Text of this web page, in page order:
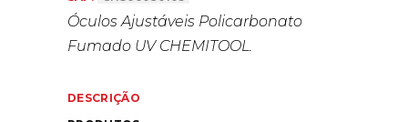
Óculos Ajustáveis Policarbonato
Fumado UVCHEMITOOL.
DESCRIÇÃO